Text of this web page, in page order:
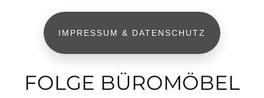
IMPRESSUM & DATENSCHUTZ
FOLGE BÜROMÖBEL